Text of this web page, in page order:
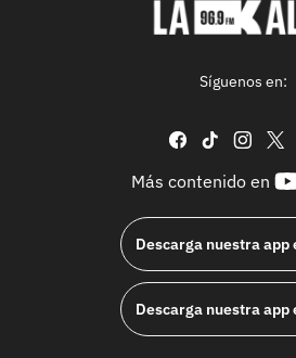
Síguenos en:
facebook
tiktok
Más contenido en
Descarga nuestra app
Descarga nuestra app